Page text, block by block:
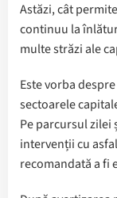
Astăzi, cât
continuu la
multe străzi ale
Este vorba
sectoarele
Pe parcursul zilei
intervenții cu
recomandată a fi